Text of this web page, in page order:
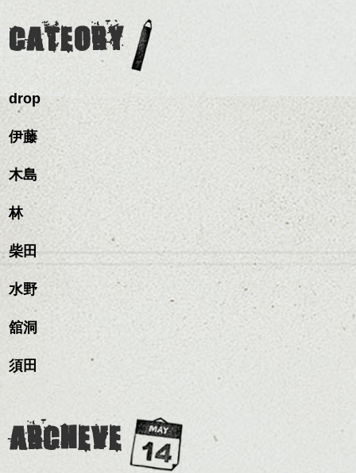
白無垢は脱いで、色内掛にチェンジ。これ
ヘアセットのアップです。
おばあちゃんから譲り受けた簪とお花がと
ても可愛いです！
ハンサムショート／ヘッド
スパ／伸びても目立たない
ヘアカラー/ハイライト/ダブ
ルカラー/髪質改善/TOKIOト
リートメント/ブリーチ/イン
ミニボブ/抜け感ショート/バ
ハンサムショート／ヘッド
ヘアカラー/ハイライト/ダブ
リートメント/ブリーチ/イン
ミニボブ/抜け感ショート/バ
のも
とても良いところです。
ダークトーンの色味でク
すめですよ。
ナチュラルなトーンの色
のも良いですね。
整のストレートパーマで
更に扱いやすくなるので
おすすめです。
いつものスタイリングが
ドライした後オイルやワ
ックスをなじませるだけ
お待ちしております。
ながらもみこみ、なじま
質感をかるくととのえな
がら耳かけアレンジする
のも良い感じです。
これからのスタイルチェ
ンジ、似合うカラーリン
グの事やお手入れ方法な
ど
是非なんでもご相談して
下さいね。
シバタ
全体のボリューム感がコ
ンパクトになるようにす
るのが良い感じです。
ベージュ系等の肌を綺麗
に見せる効果のあるカラ
ーリングをプラスして透
更に雰囲気が出やすくな
スタイリングも簡単で、
ワックスとオイル、バー
ム等の質感を調整しやす
ラーで全体にツヤと透明
感をプラスして
質感も綺麗に見せやす
く。
スタイリング方法は全体
をドライした後、
ワックスとオイルを混ぜ
ながらもみこみ、なじま
せます。
質感をかるくととのえな
がら耳かけアレンジする
ンジ、似合うカラーリン
是非なんでもご相談して
下さいね。
CATEORY
drop
伊藤
木島
林
柴田
水野
舘洞
須田
ARCHEVE